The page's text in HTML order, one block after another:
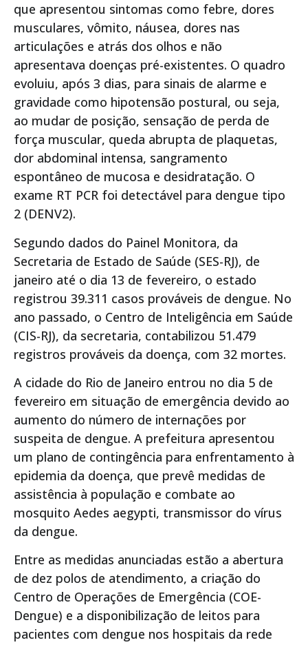
que apresentou sintomas como febre, dores
musculares, vômito, náusea, dores nas
articulações e atrás dos olhos e não
apresentava doenças pré-existentes. O quadro
evoluiu, após 3 dias, para sinais de alarme e
gravidade como hipotensão postural, ou seja,
ao mudar de posição, sensação de perda de
força muscular, queda abrupta de plaquetas,
dor abdominal intensa, sangramento
espontâneo de mucosa e desidratação. O
exame RT PCR foi detectável para dengue tipo
2 (DENV2).
Segundo dados do Painel Monitora, da
Secretaria de Estado de Saúde (SES-RJ), de
janeiro até o dia 13 de fevereiro, o estado
registrou 39.311 casos prováveis de dengue. No
ano passado, o Centro de Inteligência em Saúde
(CIS-RJ), da secretaria, contabilizou 51.479
registros prováveis da doença, com 32 mortes.
A cidade do Rio de Janeiro entrou no dia 5 de
fevereiro em situação de emergência devido ao
aumento do número de internações por
suspeita de dengue. A prefeitura apresentou
um plano de contingência para enfrentamento à
epidemia da doença, que prevê medidas de
assistência à população e combate ao
mosquito Aedes aegypti, transmissor do vírus
da dengue.
Entre as medidas anunciadas estão a abertura
de dez polos de atendimento, a criação do
Centro de Operações de Emergência (COE-
Dengue) e a disponibilização de leitos para
pacientes com dengue nos hospitais da rede